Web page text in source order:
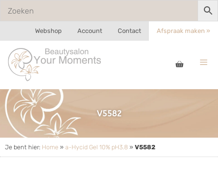
Webshop Account Contact Afspraak maken »
V5582
Je bent hier: Home » a-Hycid Gel 10% pH3.8 » V5582